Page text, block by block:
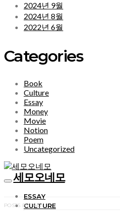
2024년 9월
2024년 8월
2022년 6월
Categories
Book
Culture
Essay
Money
Movie
Notion
Poem
Uncategorized
세모오네모
ESSAY
CULTURE
POSTS BY TAG